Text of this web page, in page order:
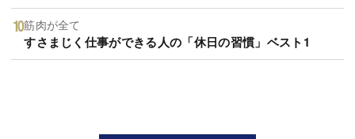
筋肉が全て
すさまじく仕事ができる人の「休日の習慣」ベスト1